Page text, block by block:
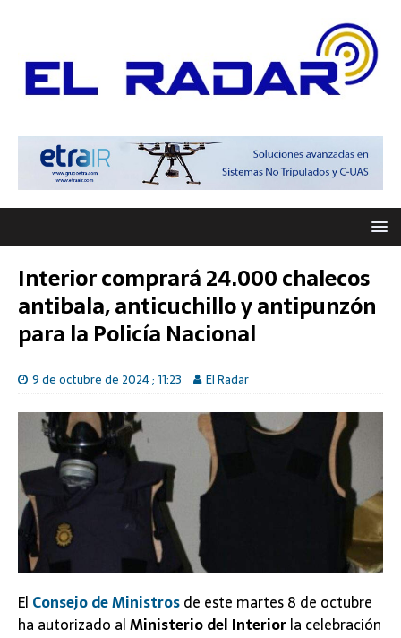
Interior comprará 24.000 chalecos
antibala, anticuchillo y antipunzón
para la Policía Nacional
9 de octubre de 2024 ; 11:23 El Radar
El Consejo de Ministrosde este martes 8 de octubre
ha autorizado alMinisterio del Interiorla celebración